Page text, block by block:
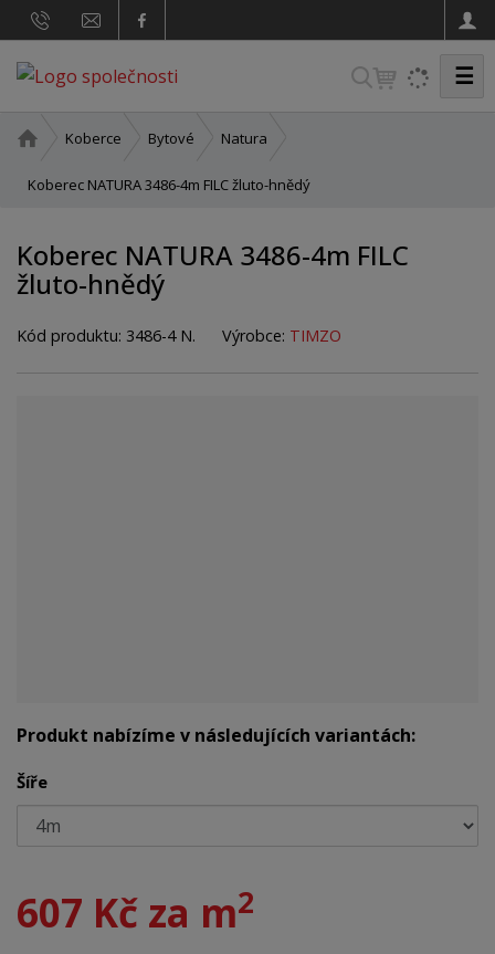
V
a
☰
o
í
s
r
Koberce Bytové Natura
Koberec NATURA 3486-4m FILC žluto-hnědý
Koberec NATURA 3486-4m FILC
žluto-hnědý
Kód produktu: 3486-4 N. Výrobce: TIMZO
Produkt nabízíme v následujících variantách:
Šíře
607 Kč za m2